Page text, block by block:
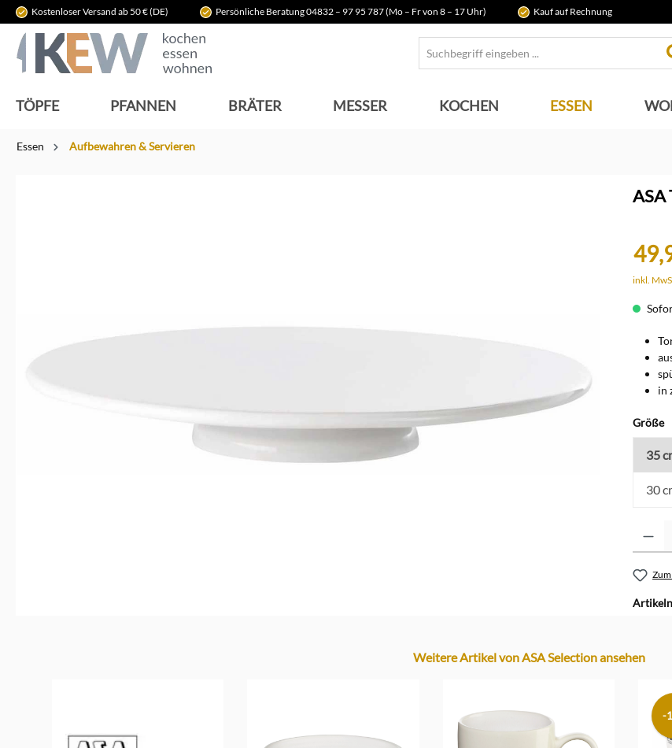
Zur Hauptnavigation springen
Kostenloser Versand ab 50 € (DE) Persönliche Beratung 04832 – 97 95 787 (Mo – Fr von 8 – 17 Uhr) Kauf auf Rechnung
TÖPFE PFANNEN BRÄTER MESSER KOCHEN ESSEN
Essen Aufbewahren & Servieren
ASA
inkl.
in
Größe
35
30
Weitere Artikel von ASA Selection ansehen
-